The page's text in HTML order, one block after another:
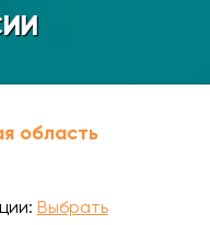
область
Выбрать